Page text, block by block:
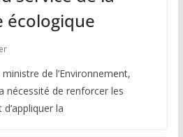
écologique
de l’Environnement,
nécessité de renforcer les
la